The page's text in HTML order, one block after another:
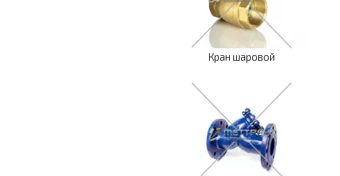
Кран шаровой